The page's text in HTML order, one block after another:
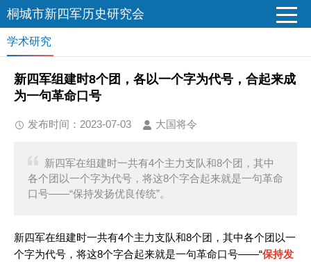
桐城市新四军历史研究会
学术研究
新四军组建时8个团，各以一个字为代号，合起来成
为一句革命口号
发布时间：2023-07-03 大国将令
新四军在组建时一共有4个主力支队和8个团，其中
各个团以一个字为代号，将这8个字合起来就是一句革命
口号——“保持发扬优良传统”。
新四军在组建时一共有4个主力支队和8个团，其中各个团以一
个字为代号，将这8个字合起来就是一句革命口号——“保持发